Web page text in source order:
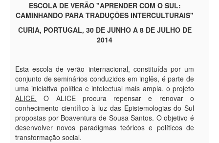
Datas Importantes
Sobre o ALICE
Centro de Estudos Sociais (CES)
Perguntas frequentes
ESCOLA DE VERÃO "APRENDER COM O SUL:
CAMINHANDO PARA TRADUÇÕES INTERCULTURAIS"
CURIA, PORTUGAL, 30 DE JUNHO A 8 DE JULHO DE
2014
Esta escola de verão internacional, constituída por um
conjunto de seminários conduzidos em inglês, é parte de
uma iniciativa política e intelectual mais ampla, o projeto
ALICE.
O ALICE procura repensar e renovar o
conhecimento científico à luz das Epistemologias do Sul
propostas por Boaventura de Sousa Santos. O objetivo é
desenvolver novos paradigmas teóricos e políticos de
transformação social.